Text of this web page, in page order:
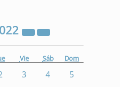
Vie Sáb Dom
3 4
5